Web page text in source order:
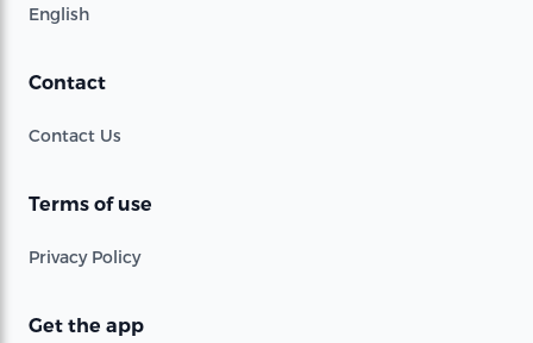
English
Contact
Contact Us
Terms of use
Privacy Policy
Get the app